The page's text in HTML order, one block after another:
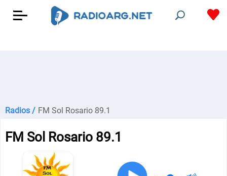
Radios / FM Sol Rosario 89.1
FM Sol Rosario 89.1